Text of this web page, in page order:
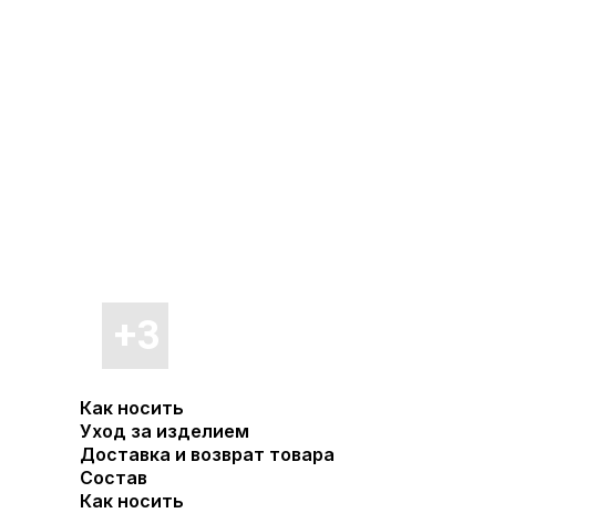
Как носить
Уход за изделием
Доставка и возврат товара
Состав
Как носить